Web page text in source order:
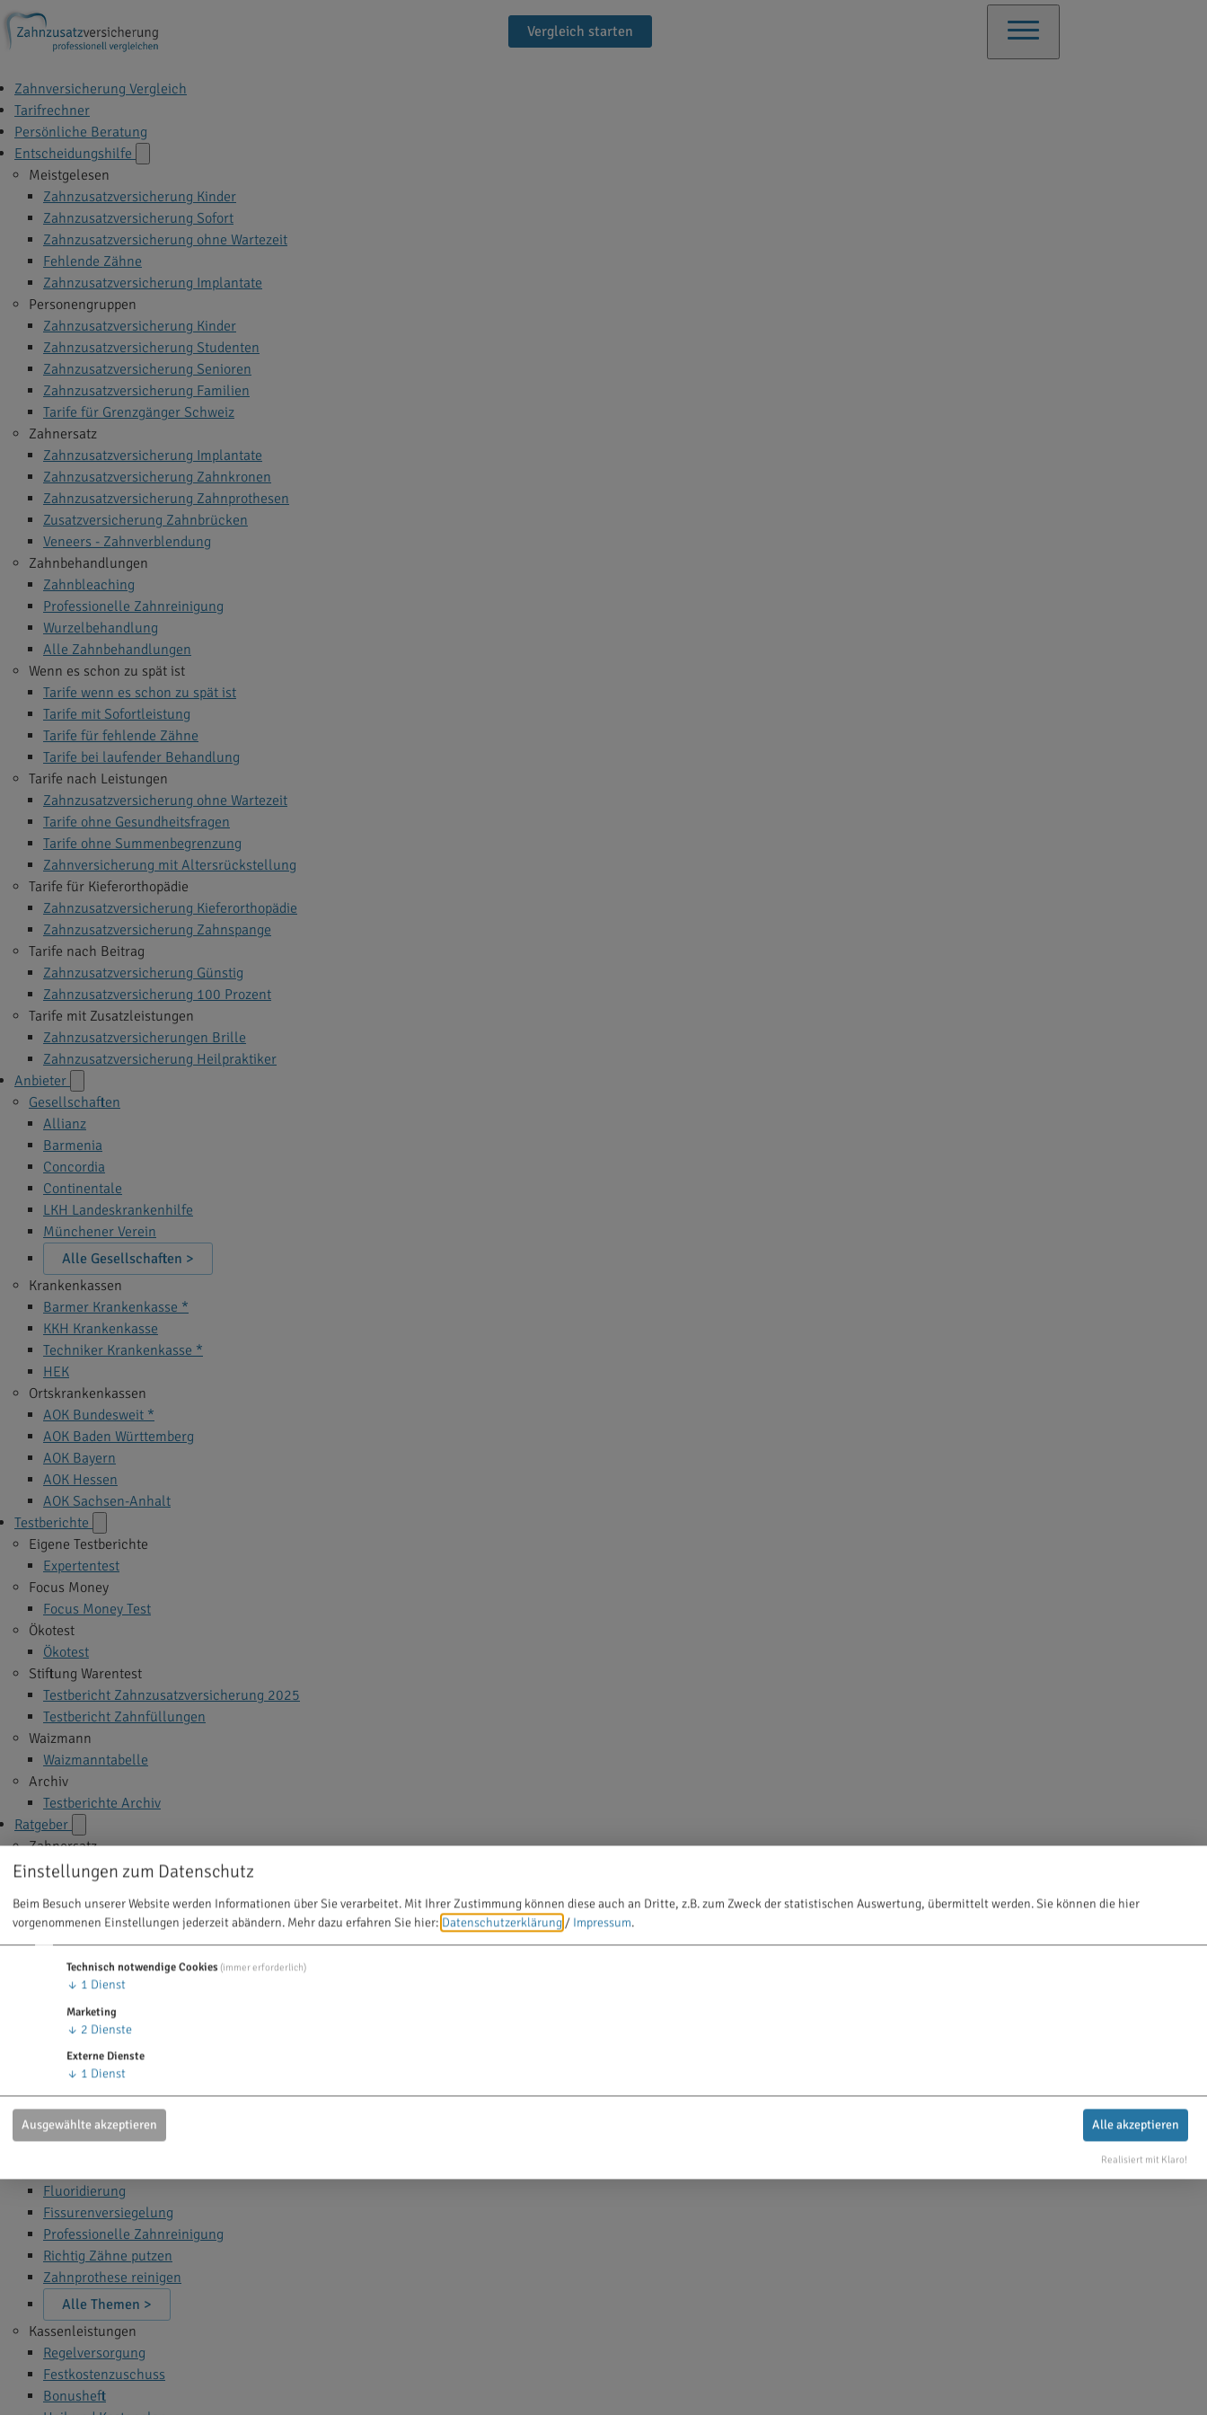
Vergleich starten
Zahnversicherung Vergleich
Tarifrechner
Persönliche Beratung
Entscheidungshilfe
Meistgelesen
Zahnzusatzversicherung Kinder
Zahnzusatzversicherung Sofort
Zahnzusatzversicherung ohne Wartezeit
Fehlende Zähne
Zahnzusatzversicherung Implantate
Personengruppen
Zahnzusatzversicherung Kinder
Zahnzusatzversicherung Studenten
Zahnzusatzversicherung Senioren
Zahnzusatzversicherung Familien
Tarife für Grenzgänger Schweiz
Zahnersatz
Zahnzusatzversicherung Implantate
Zahnzusatzversicherung Zahnkronen
Zahnzusatzversicherung Zahnprothesen
Zusatzversicherung Zahnbrücken
Veneers - Zahnverblendung
Zahnbehandlungen
Zahnbleaching
Professionelle Zahnreinigung
Wurzelbehandlung
Alle Zahnbehandlungen
Wenn es schon zu spät ist
Tarife wenn es schon zu spät ist
Tarife mit Sofortleistung
Tarife für fehlende Zähne
Tarife bei laufender Behandlung
Tarife nach Leistungen
Zahnzusatzversicherung ohne Wartezeit
Tarife ohne Gesundheitsfragen
Tarife ohne Summenbegrenzung
Zahnversicherung mit Altersrückstellung
Tarife für Kieferorthopädie
Zahnzusatzversicherung Kieferorthopädie
Zahnzusatzversicherung Zahnspange
Tarife nach Beitrag
Zahnzusatzversicherung Günstig
Zahnzusatzversicherung 100 Prozent
Tarife mit Zusatzleistungen
Zahnzusatzversicherungen Brille
Zahnzusatzversicherung Heilpraktiker
Anbieter
Gesellschaften
Allianz
Barmenia
Concordia
Continentale
LKH Landeskrankenhilfe
Münchener Verein
Alle Gesellschaften >
Krankenkassen
Barmer Krankenkasse *
KKH Krankenkasse
Techniker Krankenkasse *
HEK
Ortskrankenkassen
AOK Bundesweit *
AOK Baden Württemberg
AOK Bayern
AOK Hessen
AOK Sachsen-Anhalt
Testberichte
Eigene Testberichte
Expertentest
Focus Money
Focus Money Test
Ökotest
Ökotest
Stiftung Warentest
Testbericht Zahnzusatzversicherung 2025
Testbericht Zahnfüllungen
Waizmann
Waizmanntabelle
Archiv
Testberichte Archiv
Ratgeber
Zahnersatz
Implantate
Zahnkrone
Zahnbrücke
Alle Themen >
Zahnbehandlung
Zahn Bleaching
Zahnfüllung
Zahnspange
Wurzelbehandlung
Narkose beim Zahnarzt
Alle Themen >
Fluoridierung
Fissurenversiegelung
Professionelle Zahnreinigung
Richtig Zähne putzen
Zahnprothese reinigen
Alle Themen >
Kassenleistungen
Regelversorgung
Festkostenzuschuss
Bonusheft
Einstellungen zum Datenschutz
Beim Besuch unserer Website werden Informationen über Sie verarbeitet. Mit Ihrer Zustimmung können diese auch an Dritte, z.B. zum Zweck der statistischen Auswertung, übermittelt werden. Sie können die hier
vorgenommenen Einstellungen jederzeit abändern. Mehr dazu erfahren Sie hier: Datenschutzerklärung / Impressum.
Technisch notwendige Cookies (immer erforderlich)
↓ 1 Dienst
Marketing
↓ 2 Dienste
Externe Dienste
↓ 1 Dienst
Ausgewählte akzeptieren Alle akzeptieren
Realisiert mit Klaro!